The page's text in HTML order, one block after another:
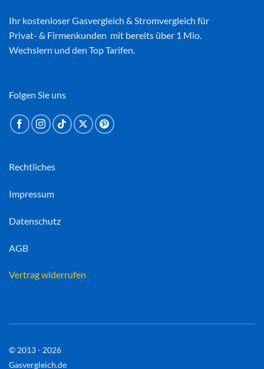
Ihr kostenloserGasvergleich & Stromvergleich für
Privat- & Firmenkunden mit bereits über 1 Mio.
Wechslern und den Top Tarifen.
Rechtliches
Impressum
Datenschutz
AGB
Vertrag widerrufen
Folgen Sie uns
© 2013 - 2026
Gasvergleich.de